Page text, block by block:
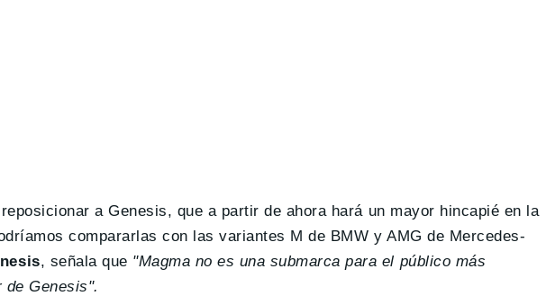
a Genesis, que a partir de ahora hará un mayor hincapié en la
compararlas con las variantes M de BMW y AMG de Mercedes-
, señala que "Magma no es una submarca para el público más
Genesis".